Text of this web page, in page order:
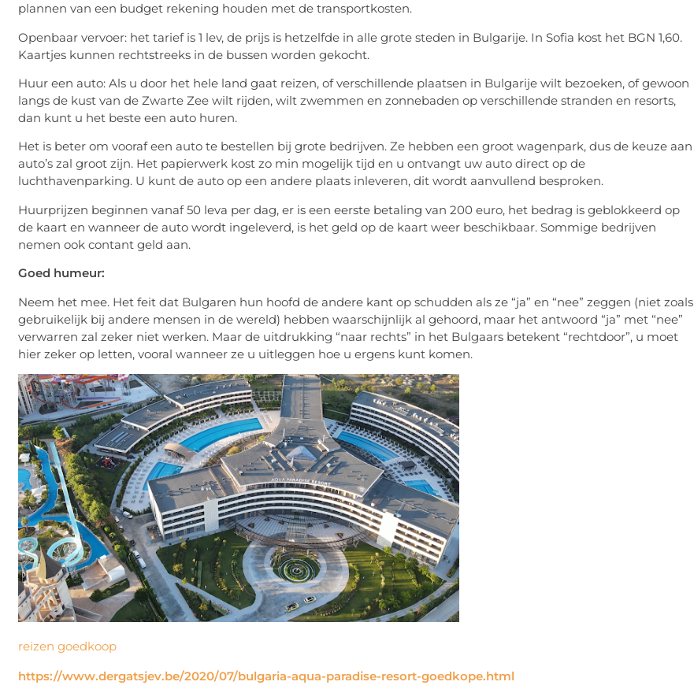
plannen van een budget rekening houden met de transportkosten.
Openbaar vervoer: het tarief is 1 lev, de prijs is hetzelfde in alle grote steden in Bulgarije. In Sofia kost het BGN 1,60.
Kaartjes kunnen rechtstreeks in de bussen worden gekocht.
Huur een auto: Als u door het hele land gaat reizen, of verschillende plaatsen in Bulgarije wilt bezoeken, of gewoon
langs de kust van de Zwarte Zee wilt rijden, wilt zwemmen en zonnebaden op verschillende stranden en resorts,
dan kunt u het beste een auto huren.
Het is beter om vooraf een auto te bestellen bij grote bedrijven. Ze hebben een groot wagenpark, dus de keuze aan
auto’s zal groot zijn. Het papierwerk kost zo min mogelijk tijd en u ontvangt uw auto direct op de
luchthavenparking. U kunt de auto op een andere plaats inleveren, dit wordt aanvullend besproken.
Huurprijzen beginnen vanaf 50 leva per dag, er is een eerste betaling van 200 euro, het bedrag is geblokkeerd op
de kaart en wanneer de auto wordt ingeleverd, is het geld op de kaart weer beschikbaar. Sommige bedrijven
nemen ook contant geld aan.
Goed humeur:
Neem het mee. Het feit dat Bulgaren hun hoofd de andere kant op schudden als ze “ja” en “nee” zeggen (niet zoals
gebruikelijk bij andere mensen in de wereld) hebben waarschijnlijk al gehoord, maar het antwoord “ja” met “nee”
verwarren zal zeker niet werken. Maar de uitdrukking “naar rechts” in het Bulgaars betekent “rechtdoor”, u moet
hier zeker op letten, vooral wanneer ze u uitleggen hoe u ergens kunt komen.
reizen goedkoop
https://www.dergatsjev.be/2020/07/bulgaria-aqua-paradise-resort-goedkope.html